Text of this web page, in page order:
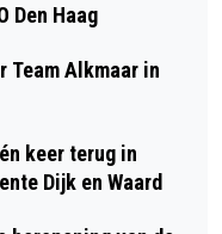
Den Haag
Team Alkmaar in
keer terug in
Dijk en Waard